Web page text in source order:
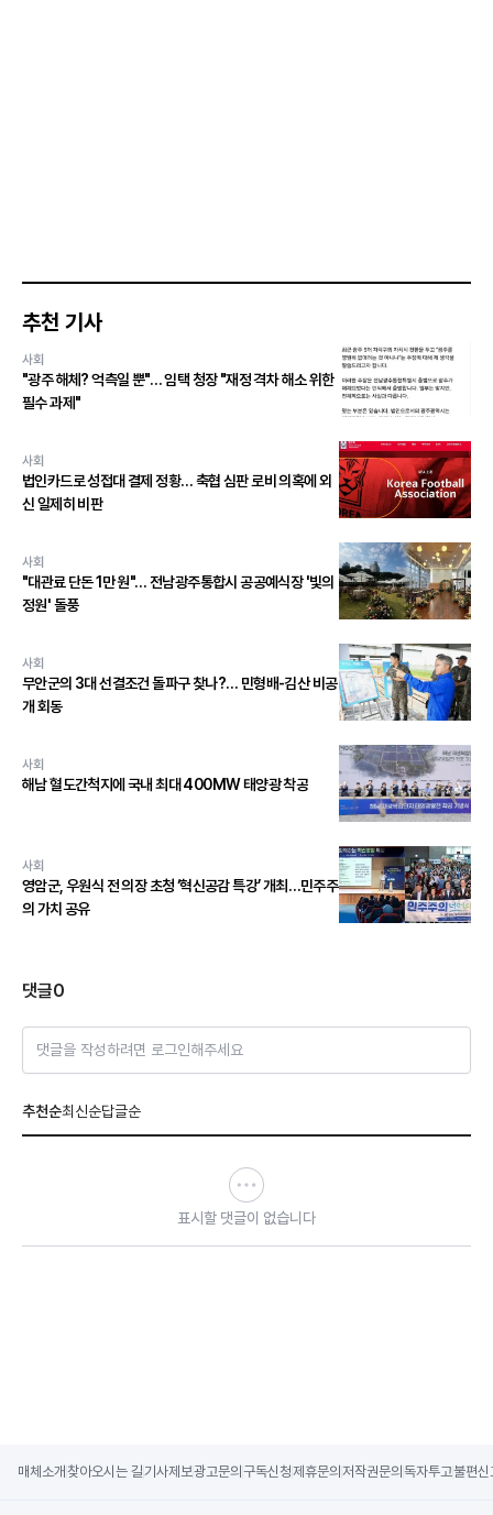
추천 기사
사회
"광주 해체? 억측일 뿐"… 임택 청장 "재정 격차 해소 위한
필수 과제"
사회
법인카드로 성접대 결제 정황… 축협 심판 로비 의혹에 외
신 일제히 비판
사회
"대관료 단돈 1만 원"… 전남광주통합시 공공예식장 '빛의
정원' 돌풍
사회
무안군의 3대 선결조건 돌파구 찾나?… 민형배-김산 비공
개 회동
사회
해남 혈도간척지에 국내 최대 400MW 태양광 착공
사회
영암군, 우원식 전 의장 초청 ‘혁신공감 특강’ 개최…민주주
의 가치 공유
댓글0
댓글을 작성하려면 로그인해주세요
추천순최신순답글순
표시할 댓글이 없습니다
매체소개 찾아오시는 길기사제보광고문의 구독신청제휴문의 저작권문의 독자투고불편신